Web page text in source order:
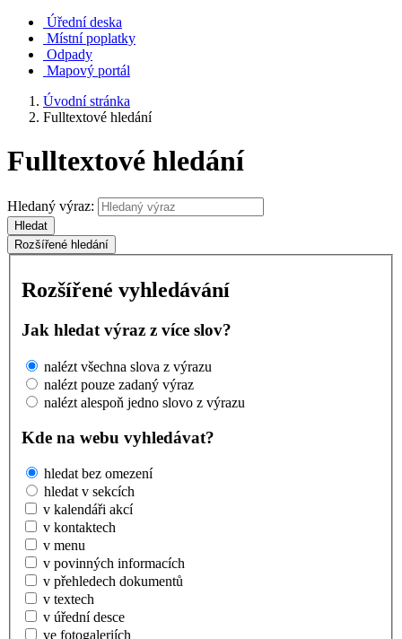
Úřední deska
Místní poplatky
Odpady
Mapový portál
Úvodní stránka
Fulltextové hledání
Fulltextové hledání
Hledaný výraz:
Hledat
Rozšířené hledání
Rozšířené vyhledávání
Jak hledat výraz z více slov?
nalézt všechna slova z výrazu
nalézt pouze zadaný výraz
nalézt alespoň jedno slovo z výrazu
Kde na webu vyhledávat?
hledat bez omezení
hledat v sekcích
v kalendáři akcí
v kontaktech
v menu
v povinných informacích
v přehledech dokumentů
v textech
v úřední desce
ve fotogaleriích